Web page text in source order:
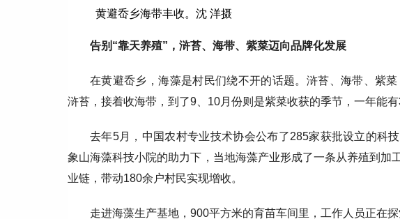
黄避岙乡海带丰收。沈 洋摄
告别“靠天养殖”，浒苔、海带、紫菜迈向品牌化发展
在黄避岙乡，海藻是村民们绕不开的话题。浒苔、海带、紫
浒苔，接着收海带，到了9、10月份则是紫菜收获的季节，一年能有
去年5月，中国农村专业技术协会公布了285家获批设立的科
象山海藻科技小院的助力下，当地海藻产业形成了一条从养殖到加
业链，带动180余户村民实现增收。
走进海藻生产基地，900平方米的育苗车间里，工作人员正在探